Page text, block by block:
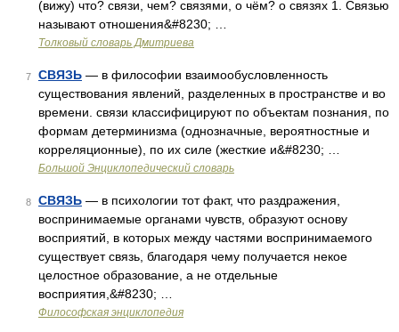
(вижу) что? связи, чем? связями, о чём? о связях 1. Связью
называют отношения&#8230; …
Толковый словарь Дмитриева
7 СВЯЗЬ — в философии взаимообусловленность
существования явлений, разделенных в пространстве и во
времени. связи классифицируют по объектам познания, по
формам детерминизма (однозначные, вероятностные и
корреляционные), по их силе (жесткие и&#8230; …
Большой Энциклопедический словарь
8 СВЯЗЬ — в психологии тот факт, что раздражения,
воспринимаемые органами чувств, образуют основу
восприятий, в которых между частями воспринимаемого
существует связь, благодаря чему получается некое
целостное образование, а не отдельные
восприятия,&#8230; …
Философская энциклопедия